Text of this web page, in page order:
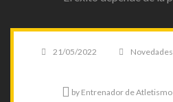
Posted
21/05/2022 Categories
Novedades
by Entrenador de Atletismo